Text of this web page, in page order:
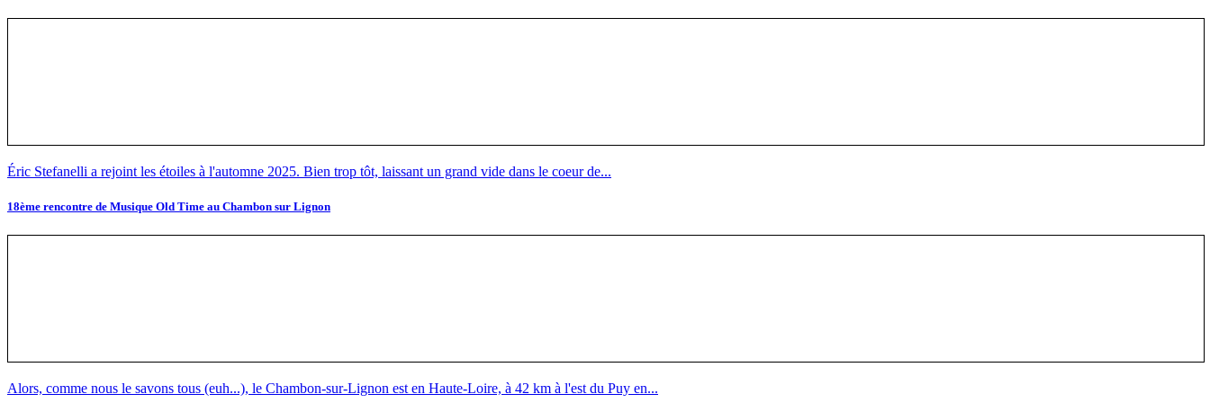
Éric Stefanelli a rejoint les étoiles à l'automne 2025. Bien trop tôt, laissant un grand vide dans le coeur de...
18ème rencontre de Musique Old Time au Chambon sur Lignon
Alors, comme nous le savons tous (euh...), le Chambon-sur-Lignon est en Haute-Loire, à 42 km à l'est du Puy en...